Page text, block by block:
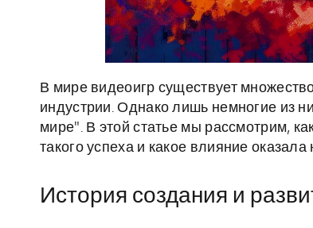
В мире видеоигр существует
индустрии. Однако лишь немногие из
мире". В этой статье мы рассмотрим,
такого успеха и какое влияние
История создания и